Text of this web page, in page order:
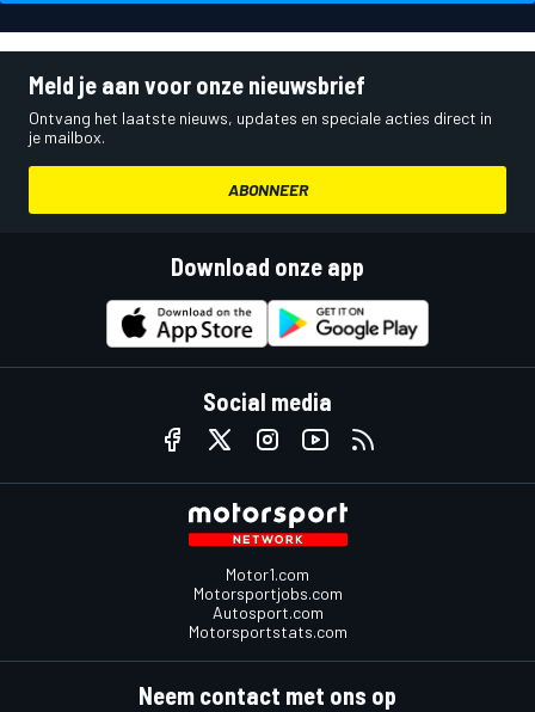
Meld je aan voor onze nieuwsbrief
Ontvang het laatste nieuws, updates en speciale acties direct in
je mailbox.
ABONNEER
Download onze app
Social media
Motor1.com
Motorsportjobs.com
Autosport.com
Motorsportstats.com
Neem contact met ons op